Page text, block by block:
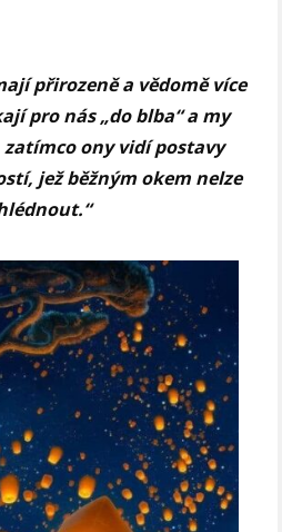
přirozeně a vědomě více
pro nás „do blba“ a my
zatímco ony vidí postavy
jež běžným okem nelze